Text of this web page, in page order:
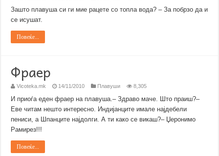
Зашто плавуша си ги мие рацете со топла вода? – За побрзо да и
се исушат.
Повеќе...
Фраер
Vicoteka.mk 14/11/2010 Плавуши 8,305
И приоѓа еден фраер на плавуша.– Здраво маче. Што праиш?–
Еве читам нешто интересно. Индијанците имале најдебели
пениси, а Шпанците најдолги. А ти како се викаш?– Џеронимо
Рамирез!!!
Повеќе...